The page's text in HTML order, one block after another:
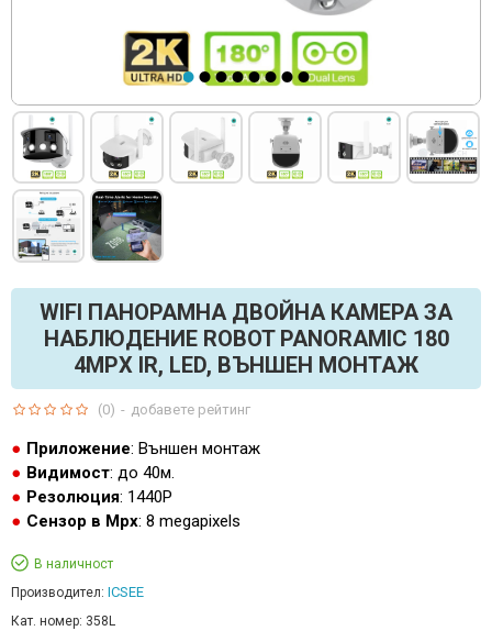
WIFI ПАНОРАМНА ДВОЙНА КАМЕРА ЗА
НАБЛЮДЕНИЕ ROBOT PANORAMIC 180
4MPX IR, LED, ВЪНШЕН МОНТАЖ
Приложение: Външен монтаж
Видимост: до 40м.
Резолюция: 1440P
Сензор в Mpx: 8 megapixels
В наличност
Производител: ICSEE
Кат. номер: 358L
(0) - добавете рейтинг